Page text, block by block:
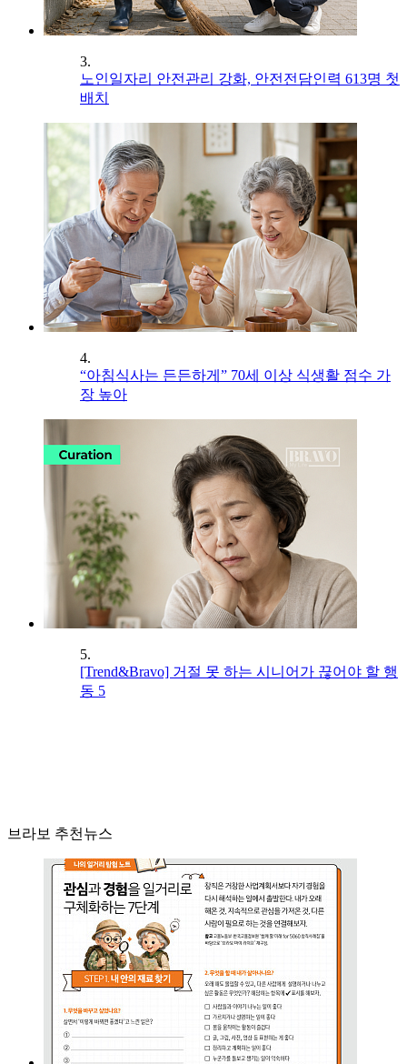
3.
노인일자리 안전관리 강화, 안전전담인력 613명 첫
배치
4.
“아침식사는 든든하게” 70세 이상 식생활 점수 가
장 높아
5.
[Trend&Bravo] 거절 못 하는 시니어가 끊어야 할 행
동 5
브라보 추천뉴스